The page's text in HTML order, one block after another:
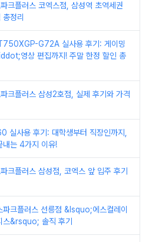
크플러스 코엑스점, 삼성역 초역세권
정리
G72A 실사용 후기: 게이밍
영상 편집까지! 주말 한정 할인 총
크플러스 삼성2호점, 실제 후기와 가격
실사용 후기: 대학생부터 직장인까지,
내는 4가지 이유!
크플러스 삼성점, 코엑스 앞 입주 후기
파크플러스 선릉점 &lsquo;에스컬레이
스&rsquo; 솔직 후기